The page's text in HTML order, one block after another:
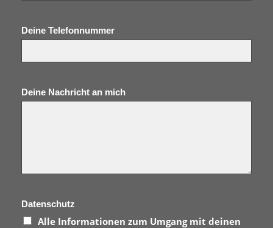
Deine Telefonnummer
Deine Nachricht an mich
Datenschutz
Alle Informationen zum Umgang mit deinen